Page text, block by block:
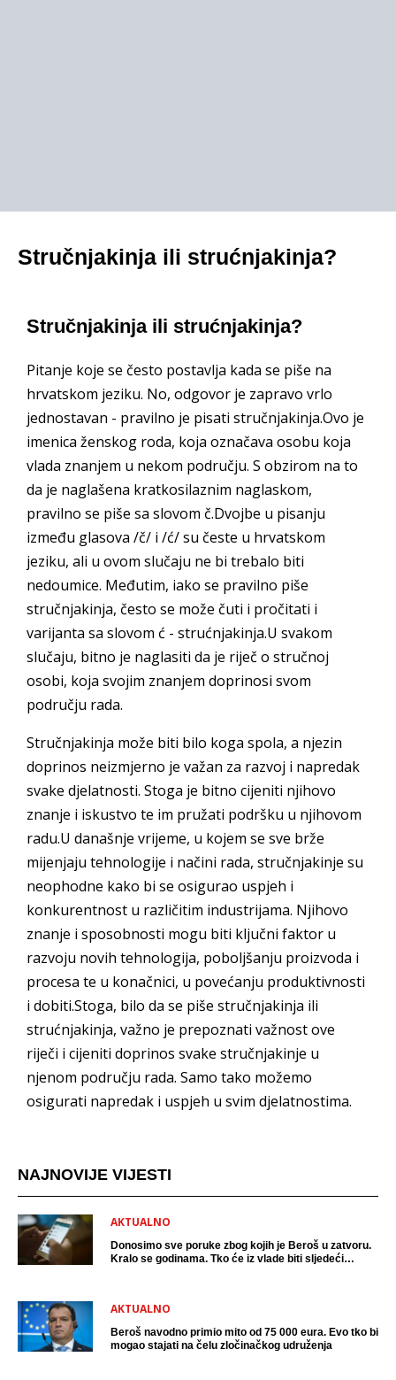
Stručnjakinja ili strućnjakinja?
Stručnjakinja ili strućnjakinja?
Pitanje koje se često postavlja kada se piše na
hrvatskom jeziku. No, odgovor je zapravo vrlo
jednostavan - pravilno je pisati stručnjakinja.Ovo je
imenica ženskog roda, koja označava osobu koja
vlada znanjem u nekom području. S obzirom na to
da je naglašena kratkosilaznim naglaskom,
pravilno se piše sa slovom č.Dvojbe u pisanju
između glasova /č/ i /ć/ su česte u hrvatskom
jeziku, ali u ovom slučaju ne bi trebalo biti
nedoumice. Međutim, iako se pravilno piše
stručnjakinja, često se može čuti i pročitati i
varijanta sa slovom ć - strućnjakinja.U svakom
slučaju, bitno je naglasiti da je riječ o stručnoj
osobi, koja svojim znanjem doprinosi svom
području rada.
Stručnjakinja može biti bilo koga spola, a njezin
doprinos neizmjerno je važan za razvoj i napredak
svake djelatnosti. Stoga je bitno cijeniti njihovo
znanje i iskustvo te im pružati podršku u njihovom
radu.U današnje vrijeme, u kojem se sve brže
mijenjaju tehnologije i načini rada, stručnjakinje su
neophodne kako bi se osigurao uspjeh i
konkurentnost u različitim industrijama. Njihovo
znanje i sposobnosti mogu biti ključni faktor u
razvoju novih tehnologija, poboljšanju proizvoda i
procesa te u konačnici, u povećanju produktivnosti
i dobiti.Stoga, bilo da se piše stručnjakinja ili
strućnjakinja, važno je prepoznati važnost ove
riječi i cijeniti doprinos svake stručnjakinje u
njenom području rada. Samo tako možemo
osigurati napredak i uspjeh u svim djelatnostima.
NAJNOVIJE VIJESTI
AKTUALNO
Donosimo sve poruke zbog kojih je Beroš u zatvoru.
Kralo se godinama. Tko će iz vlade biti sljedeći
AKTUALNO
Beroš navodno primio mito od 75 000 eura. Evo tko bi
mogao stajati na čelu zločinačkog udruženja